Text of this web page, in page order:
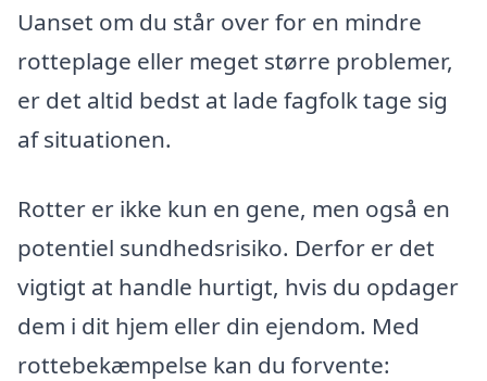
Uanset om du står over for en mindre
rotteplage eller meget større problemer,
er det altid bedst at lade fagfolk tage sig
af situationen.
Rotter er ikke kun en gene, men også en
potentiel sundhedsrisiko. Derfor er det
vigtigt at handle hurtigt, hvis du opdager
dem i dit hjem eller din ejendom. Med
rottebekæmpelse kan du forvente: